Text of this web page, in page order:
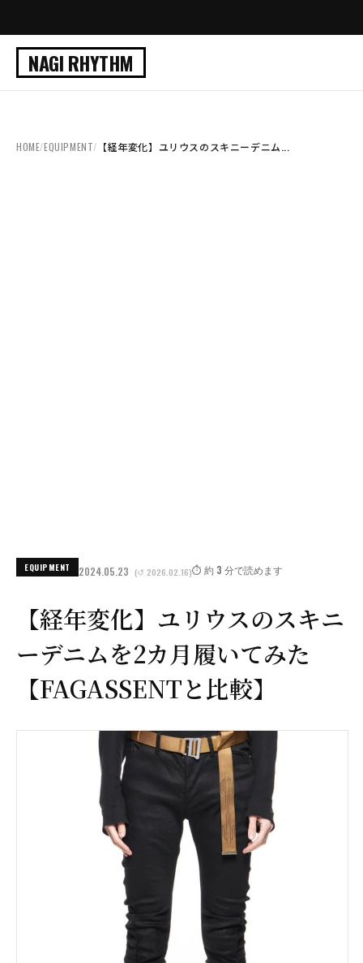
NAGI RHYTHM
HOME/EQUIPMENT/ 【経年変化】ユリウスのスキニーデニム...
EQUIPMENT 2024.05.23 (↺ 2026.02.16)⏱️ 約 3 分で読めます
【経年変化】ユリウスのスキニ
ーデニムを2カ月履いてみた
【FAGASSENTと比較】